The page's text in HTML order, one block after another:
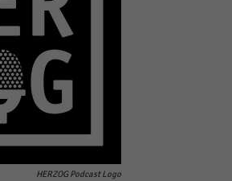
HERZOG Podcast Logo